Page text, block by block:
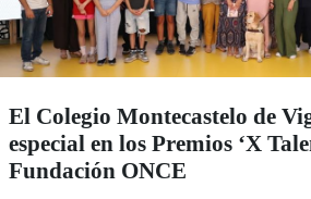
El Colegio Montecastelo de
especial en los Premios ‘X
Fundación ONCE